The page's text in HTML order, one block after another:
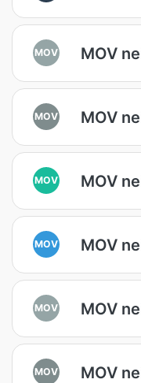
MOV MOV
MOV MOV
MOV MOV
MOV MOV
MOV MOV
MOV MOV